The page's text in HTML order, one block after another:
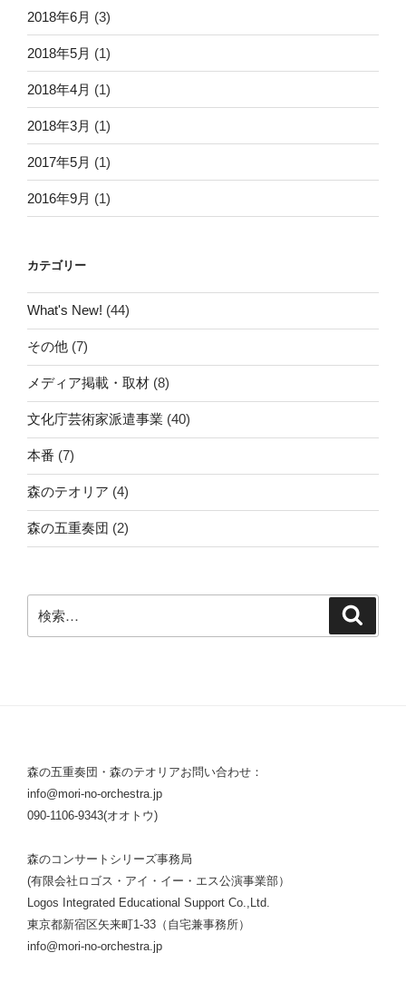
2018年6月 (3)
2018年5月 (1)
2018年4月 (1)
2018年3月 (1)
2017年5月 (1)
2016年9月 (1)
カテゴリー
What's New! (44)
その他 (7)
メディア掲載・取材 (8)
文化庁芸術家派遣事業 (40)
本番 (7)
森のテオリア (4)
森の五重奏団 (2)
索:
森の五重奏団・森のテオリアお問い合わせ：
info@mori-no-orchestra.jp
090-1106-9343(オオトウ)
森のコンサートシリーズ事務局
(有限会社ロゴス・アイ・イー・エス公演事業部）
Logos Integrated Educational Support Co.,Ltd.
東京都新宿区矢来町1-33（自宅兼事務所）
info@mori-no-orchestra.jp